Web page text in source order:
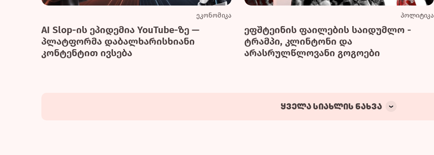
ეკონომიკა
AI Slop-ის ეპიდემია YouTube-ზე —
პლატფორმა დაბალხარისხიანი
კონტენტით ივსება
პოლიტიკა
ეფშტეინის ფაილების საიდუმლო -
ტრამპი, კლინტონი და
არასრულწლოვანი გოგოები
ყველა სიახლის ნახვა